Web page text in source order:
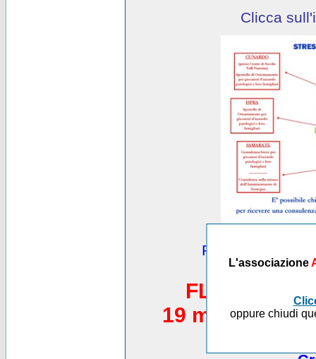
L'associazione
oppure chiudi
Clicca
Puoi vedere
FLASH
19 maggio